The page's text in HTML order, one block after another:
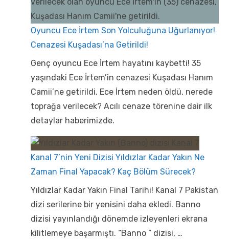
Oyuncu Ece İrtem Son Yolculuğuna Uğurlanıyor!
Cenazesi Kuşadası’na Getirildi!
Genç oyuncu Ece İrtem hayatını kaybetti! 35
yaşındaki Ece İrtem’in cenazesi Kuşadası Hanım
Camii’ne getirildi. Ece İrtem neden öldü, nerede
toprağa verilecek? Acılı cenaze törenine dair ilk
detaylar haberimizde.
Kanal 7’nin Yeni Dizisi Yıldızlar Kadar Yakın Ne
Zaman Final Yapacak? Kaç Bölüm Sürecek?
Yıldızlar Kadar Yakın Final Tarihi! Kanal 7 Pakistan
dizi serilerine bir yenisini daha ekledi. Banno
dizisi yayınlandığı dönemde izleyenleri ekrana
kilitlemeye başarmıştı. “Banno ” dizisi, …